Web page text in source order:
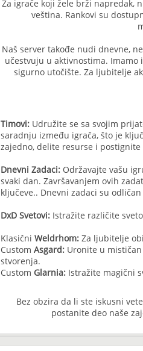
Za igrače koji žele brži napredak,
veština. Rankovi su
Naš server takođe nudi dnevne,
učestvuju u aktivnostima. Imamo
sigurno utočište. Za ljubitelje
Timovi: Udružite se sa svojim
saradnju između igrača, što je
zajedno, delite resurse i postignite
Dnevni Zadaci: Održavajte vašu
svaki dan. Završavanjem ovih
ključeve.. Dnevni zadaci su
DxD Svetovi: Istražite različite
Klasični Weldrhom: Za ljubitelje
Custom Asgard: Uronite u
stvorenja.
Custom Glarnia: Istražite magični
Bez obzira da li ste iskusni
postanite deo naše